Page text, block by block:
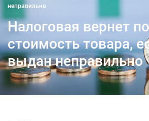
неправильно
Налоговая вернет
стоимость товара,
выдан неправильно